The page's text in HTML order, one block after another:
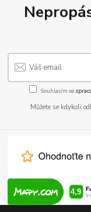
Souhlasím se
Můžete se kdykoli